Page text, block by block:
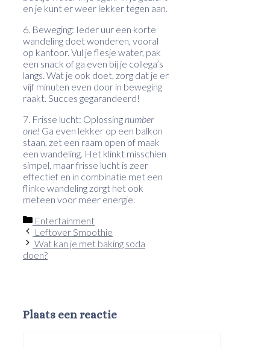
en je kunt er weer lekker tegen aan.
6. Beweging: Ieder uur een korte
wandeling doet wonderen, vooral
op kantoor. Vul je flesje water, pak
een snack of ga even bij je collega’s
langs. Wat je ook doet, zorg dat je er
vijf minuten even door in beweging
raakt. Succes gegarandeerd!
7. Frisse lucht: Oplossing number
one! Ga even lekker op een balkon
staan, zet een raam open of maak
een wandeling. Het klinkt misschien
simpel, maar frisse lucht is zeer
effectief en in combinatie met een
flinke wandeling zorgt het ook
meteen voor meer energie.
Categorieën
Entertainment
Leftover Smoothie
Wat kan je met baking soda
doen?
Plaats een reactie